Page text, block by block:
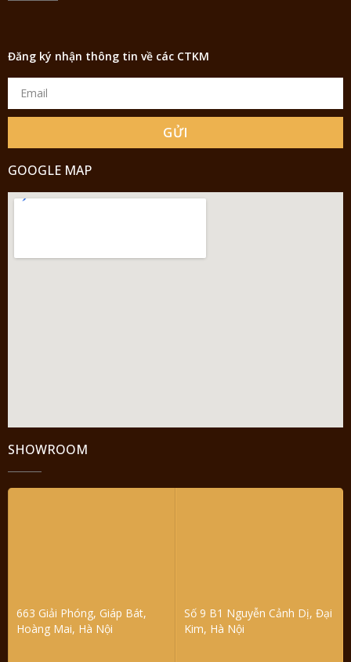
Đăng ký nhận thông tin về các CTKM
GỬI
GOOGLE MAP
SHOWROOM
663 Giải Phóng, Giáp Bát,
Hoàng Mai, Hà Nội
Số 9 B1 Nguyễn Cảnh Dị, Đại
Kim, Hà Nội